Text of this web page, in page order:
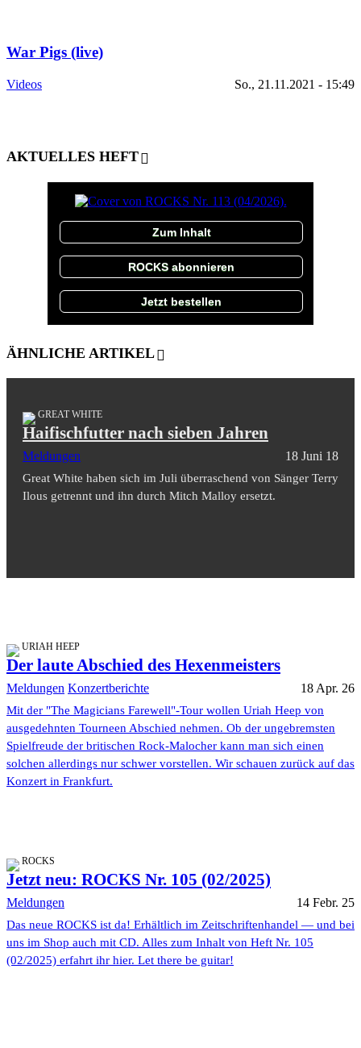
War Pigs (live)
Videos So., 21.11.2021 - 15:49
AKTUELLES HEFT
Zum Inhalt
ROCKS abonnieren
Jetzt bestellen
ÄHNLICHE ARTIKEL
GREAT WHITE
Haifischfutter nach sieben Jahren
Meldungen 18 Juni 18
Great White haben sich im Juli überraschend von Sänger Terry
Ilous getrennt und ihn durch Mitch Malloy ersetzt.
URIAH HEEP
Der laute Abschied des Hexenmeisters
Meldungen Konzertberichte 18 Apr. 26
Mit der "The Magicians Farewell"-Tour wollen Uriah Heep von
ausgedehnten Tourneen Abschied nehmen. Ob der ungebremsten
Spielfreude der britischen Rock-Malocher kann man sich einen
solchen allerdings nur schwer vorstellen. Wir schauen zurück auf das
Konzert in Frankfurt.
ROCKS
Jetzt neu: ROCKS Nr. 105 (02/2025)
Meldungen 14 Febr. 25
Das neue ROCKS ist da! Erhältlich im Zeitschriftenhandel — und bei
uns im Shop auch mit CD. Alles zum Inhalt von Heft Nr. 105
(02/2025) erfahrt ihr hier. Let there be guitar!